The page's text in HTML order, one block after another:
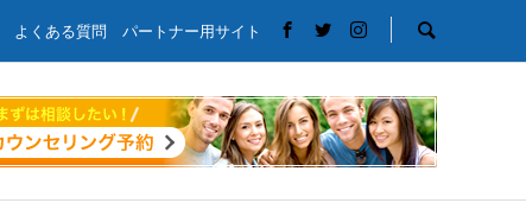
よくある質問 パートナー用サイト